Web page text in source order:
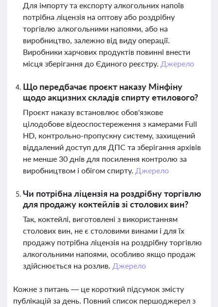
Для імпорту та експорту алкогольних напоїв
потрібна ліцензія на оптову або роздрібну
торгівлю алкогольними напоями, або на
виробництво, залежно від виду операції.
Виробники харчових продуктів повинні внести
місця зберігання до Єдиного реєстру. Джерело
Що передбачає проєкт наказу Мінфіну
щодо акцизних складів спирту етилового?
Проєкт наказу встановлює обов'язкове
цілодобове відеоспостереження з камерами Full
HD, контрольно-пропускну систему, захищений
віддалений доступ для ДПС та зберігання архівів
не менше 30 днів для посилення контролю за
виробництвом і обігом спирту. Джерело
Чи потрібна ліцензія на роздрібну торгівлю
для продажу коктейлів зі столових вин?
Так, коктейлі, виготовлені з використанням
столових вин, не є столовими винами і для їх
продажу потрібна ліцензія на роздрібну торгівлю
алкогольними напоями, особливо якщо продаж
здійснюється на розлив. Джерело
Кожне з питань — це короткий підсумок змісту
публікацій за день. Повний список першоджерел з